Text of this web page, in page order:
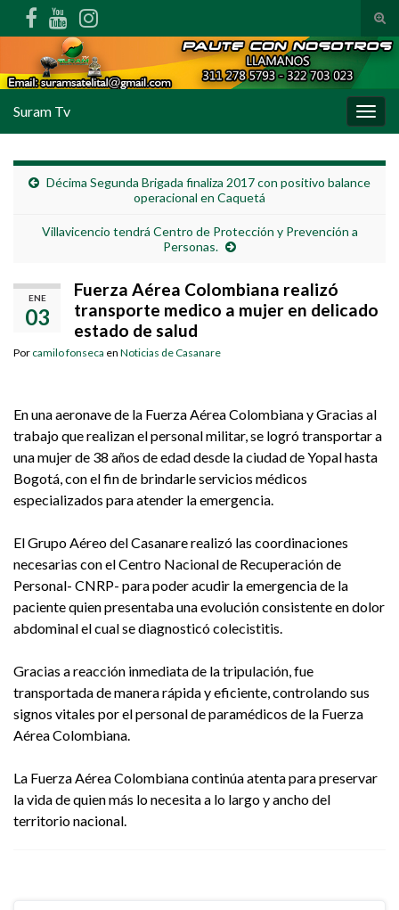
Suram Tv
Décima Segunda Brigada finaliza 2017 con positivo balance
operacional en Caquetá
Villavicencio tendrá Centro de Protección y Prevención a
Personas.
ENE
03
Fuerza Aérea Colombiana realizó
transporte medico a mujer en delicado
estado de salud
Por camilo fonseca en Noticias de Casanare
En una aeronave de la Fuerza Aérea Colombiana y Gracias al
trabajo que realizan el personal militar, se logró transportar a
una mujer de 38 años de edad desde la ciudad de Yopal hasta
Bogotá, con el fin de brindarle servicios médicos
especializados para atender la emergencia.
El Grupo Aéreo del Casanare realizó las coordinaciones
necesarias con el Centro Nacional de Recuperación de
Personal- CNRP- para poder acudir la emergencia de la
paciente quien presentaba una evolución consistente en dolor
abdominal el cual se diagnosticó colecistitis.
Gracias a reacción inmediata de la tripulación, fue
transportada de manera rápida y eficiente, controlando sus
signos vitales por el personal de paramédicos de la Fuerza
Aérea Colombiana.
La Fuerza Aérea Colombiana continúa atenta para preservar
la vida de quien más lo necesita a lo largo y ancho del
territorio nacional.